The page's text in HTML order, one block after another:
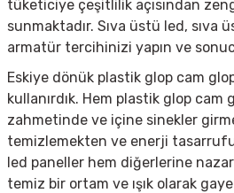
tüketiciye çeşitlilik açısından
sunmaktadır. Sıva üstü led, sıva
armatür tercihinizi yapın ve
Eskiye dönük plastik glop cam
kullanırdık. Hem plastik glop
zahmetinde ve içine sinekler girme
temizlemekten ve enerji
led paneller hem diğerlerine
temiz bir ortam ve ışık olarak